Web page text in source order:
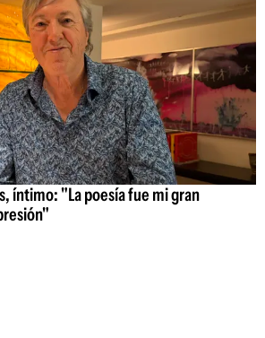
íntimo: "La poesía fue mi gran